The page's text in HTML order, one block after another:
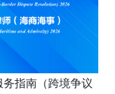
指南（跨境争议